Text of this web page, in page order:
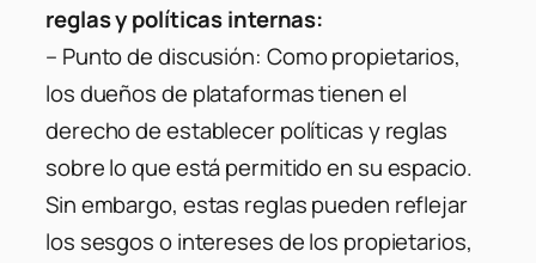
reglas y políticas internas:
– Punto de discusión: Como propietarios,
los dueños de plataformas tienen el
derecho de establecer políticas y reglas
sobre lo que está permitido en su espacio.
Sin embargo, estas reglas pueden reflejar
los sesgos o intereses de los propietarios,